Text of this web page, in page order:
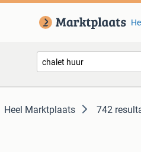
Heel Marktplaats 742